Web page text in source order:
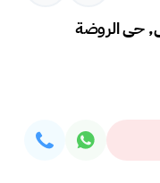
حي الروضة